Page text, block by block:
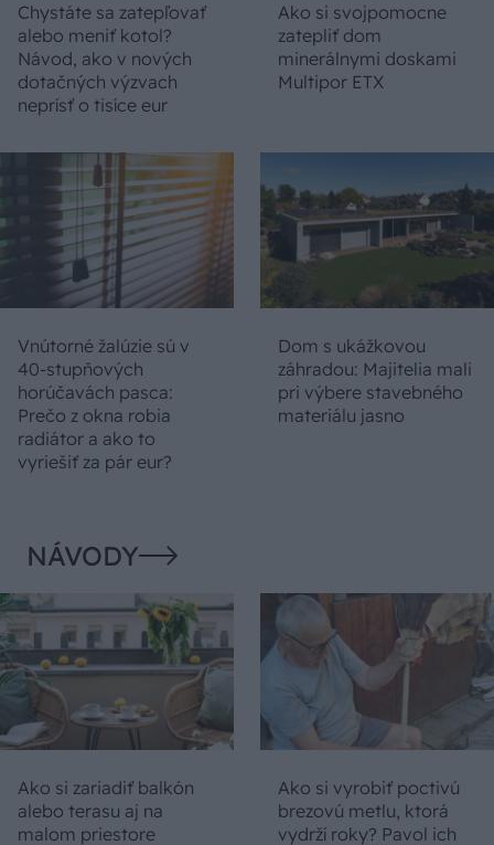
Chystáte sa zatepľovať
alebo meniť kotol?
Návod, ako v nových
dotačných výzvach
neprísť o tisíce eur
Ako si svojpomocne
zatepliť dom
minerálnymi doskami
Multipor ETX
Vnútorné žalúzie sú v
40-stupňových
horúčavách pasca:
Prečo z okna robia
radiátor a ako to
vyriešiť za pár eur?
Dom s ukážkovou
záhradou: Majitelia mali
pri výbere stavebného
materiálu jasno
NÁVODY
Ako si zariadiť balkón
alebo terasu aj na
malom priestore
Ako si vyrobiť poctivú
brezovú metlu, ktorá
vydrží roky? Pavol ich